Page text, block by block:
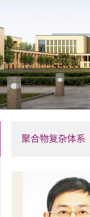
聚合物复杂体系